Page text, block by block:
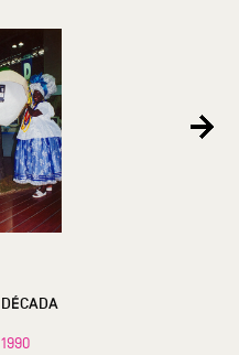
DÉCADA
1990